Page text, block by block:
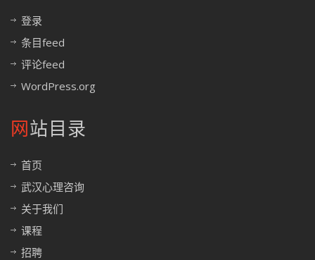
登录
条目feed
评论feed
WordPress.org
网站目录
首页
武汉心理咨询
关于我们
课程
招聘